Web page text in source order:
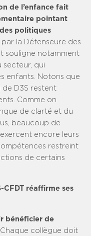
de l’enfance fait
pointant
politiques
par la Défenseure des
souligne notamment
secteur, qui
enfants. Notons que
de D3S restent
Comme on
de clarté et du
beaucoup de
encore leurs
restreint
de certains
CFDT réaffirme ses
bénéficier de
. Chaque collègue doit